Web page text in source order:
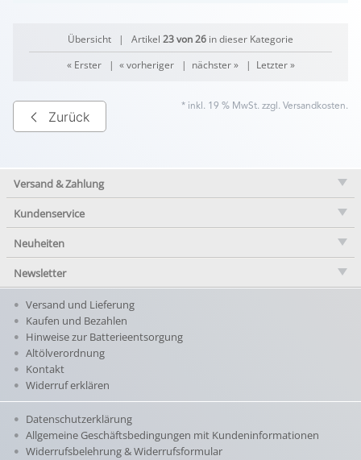
Übersicht | Artikel 23 von 26 in dieser Kategorie
« Erster| « vorheriger| nächster »| Letzter »
Zurück
* inkl. 19 % MwSt. zzgl. Versandkosten.
Versand & Zahlung
Kundenservice
Neuheiten
Newsletter
Versand und Lieferung
Kaufen und Bezahlen
Hinweise zur Batterieentsorgung
Altölverordnung
Kontakt
Widerruf erklären
Datenschutzerklärung
Allgemeine Geschäftsbedingungen mit Kundeninformationen
Widerrufsbelehrung & Widerrufsformular